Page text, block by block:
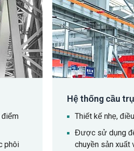
phôi
Hệ thống cầu
Thiết kế nhẹ,
Được sử dụng
chuyền sản